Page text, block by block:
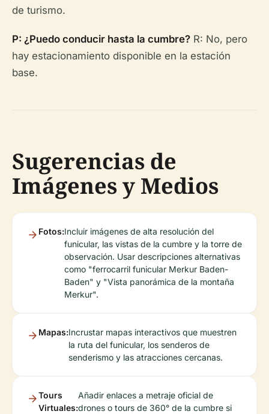
de turismo.
P: ¿Puedo conducir hasta la cumbre? R: No, pero
hay estacionamiento disponible en la estación
base.
Sugerencias de
Imágenes y Medios
Fotos:Incluir imágenes de alta resolución del
funicular, las vistas de la cumbre y la torre de
observación. Usar descripciones alternativas
como "ferrocarril funicular Merkur Baden-
Baden" y "Vista panorámica de la montaña
Merkur".
Mapas:Incrustar mapas interactivos que muestren
la ruta del funicular, los senderos de
senderismo y las atracciones cercanas.
Tours
Virtuales:
Añadir enlaces a metraje oficial de
drones o tours de 360° de la cumbre si